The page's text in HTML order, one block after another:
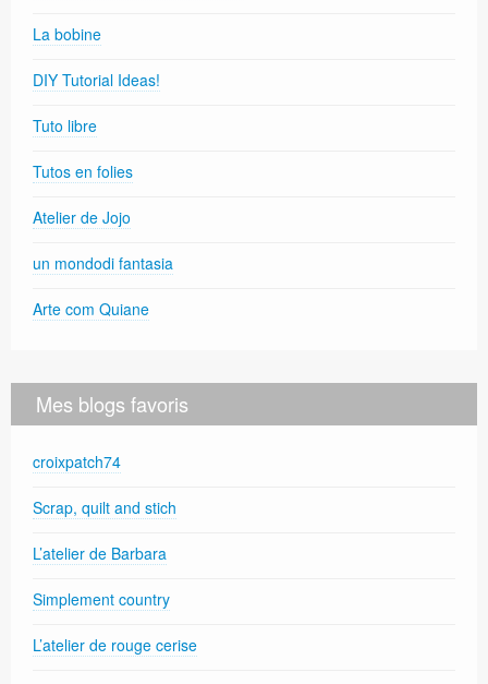
La bobine
DIY Tutorial Ideas!
Tuto libre
Tutos en folies
Atelier de Jojo
un mondodi fantasia
Arte com Quiane
Mes blogs favoris
croixpatch74
Scrap, quilt and stich
L’atelier de Barbara
Simplement country
L’atelier de rouge cerise